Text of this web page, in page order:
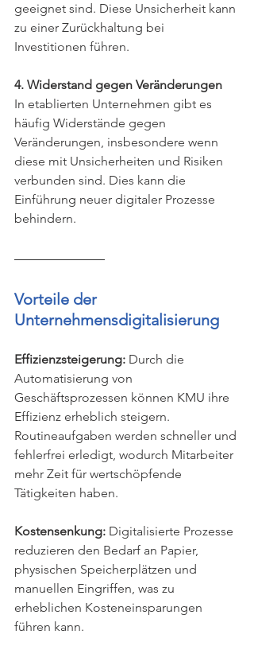
geeignet sind. Diese Unsicherheit kann
zu einer Zurückhaltung bei
Investitionen führen.
4. Widerstand gegen Veränderungen
In etablierten Unternehmen gibt es
häufig Widerstände gegen
Veränderungen, insbesondere wenn
diese mit Unsicherheiten und Risiken
verbunden sind. Dies kann die
Einführung neuer digitaler Prozesse
behindern.
Vorteile der
Unternehmensdigitalisierung
Effizienzsteigerung: Durch die
Automatisierung von
Geschäftsprozessen können KMU ihre
Effizienz erheblich steigern.
Routineaufgaben werden schneller und
fehlerfrei erledigt, wodurch Mitarbeiter
mehr Zeit für wertschöpfende
Tätigkeiten haben.
Kostensenkung: Digitalisierte Prozesse
reduzieren den Bedarf an Papier,
physischen Speicherplätzen und
manuellen Eingriffen, was zu
erheblichen Kosteneinsparungen
führen kann.